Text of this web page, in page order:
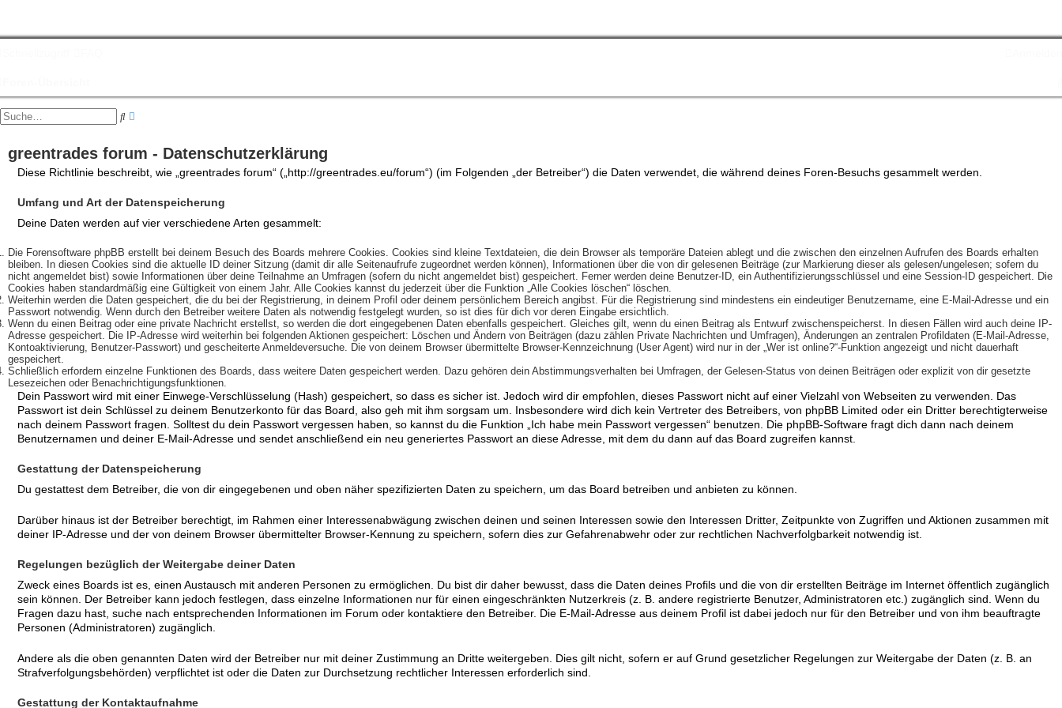
S
h e
i
t
t
e
c
h
e
greentrades forum - Datenschutzerklärung
Diese Richtlinie beschreibt, wie „greentrades forum“ („http://greentrades.eu/forum“) (im Folgenden „der Betreiber“) die Daten verwendet, die während deines Foren-Besuchs gesammelt werden.
Umfang und Art der Datenspeicherung
Deine Daten werden auf vier verschiedene Arten gesammelt:
Die Forensoftware phpBB erstellt bei deinem Besuch des Boards mehrere Cookies. Cookies sind kleine Textdateien, die dein Browser als temporäre Dateien ablegt und die zwischen den einzelnen Aufrufen des Boards erhalten
bleiben. In diesen Cookies sind die aktuelle ID deiner Sitzung (damit dir alle Seitenaufrufe zugeordnet werden können), Informationen über die von dir gelesenen Beiträge (zur Markierung dieser als gelesen/ungelesen; sofern du
nicht angemeldet bist) sowie Informationen über deine Teilnahme an Umfragen (sofern du nicht angemeldet bist) gespeichert. Ferner werden deine Benutzer-ID, ein Authentifizierungsschlüssel und eine Session-ID gespeichert. Die
Cookies haben standardmäßig eine Gültigkeit von einem Jahr. Alle Cookies kannst du jederzeit über die Funktion „Alle Cookies löschen“ löschen.
Weiterhin werden die Daten gespeichert, die du bei der Registrierung, in deinem Profil oder deinem persönlichem Bereich angibst. Für die Registrierung sind mindestens ein eindeutiger Benutzername, eine E-Mail-Adresse und ein
Passwort notwendig. Wenn durch den Betreiber weitere Daten als notwendig festgelegt wurden, so ist dies für dich vor deren Eingabe ersichtlich.
Wenn du einen Beitrag oder eine private Nachricht erstellst, so werden die dort eingegebenen Daten ebenfalls gespeichert. Gleiches gilt, wenn du einen Beitrag als Entwurf zwischenspeicherst. In diesen Fällen wird auch deine IP-
Adresse gespeichert. Die IP-Adresse wird weiterhin bei folgenden Aktionen gespeichert: Löschen und Ändern von Beiträgen (dazu zählen Private Nachrichten und Umfragen), Änderungen an zentralen Profildaten (E-Mail-Adresse,
Kontoaktivierung, Benutzer-Passwort) und gescheiterte Anmeldeversuche. Die von deinem Browser übermittelte Browser-Kennzeichnung (User Agent) wird nur in der „Wer ist online?“-Funktion angezeigt und nicht dauerhaft
gespeichert.
Schließlich erfordern einzelne Funktionen des Boards, dass weitere Daten gespeichert werden. Dazu gehören dein Abstimmungsverhalten bei Umfragen, der Gelesen-Status von deinen Beiträgen oder explizit von dir gesetzte
Lesezeichen oder Benachrichtigungsfunktionen.
Dein Passwort wird mit einer Einwege-Verschlüsselung (Hash) gespeichert, so dass es sicher ist. Jedoch wird dir empfohlen, dieses Passwort nicht auf einer Vielzahl von Webseiten zu verwenden. Das
Passwort ist dein Schlüssel zu deinem Benutzerkonto für das Board, also geh mit ihm sorgsam um. Insbesondere wird dich kein Vertreter des Betreibers, von phpBB Limited oder ein Dritter berechtigterweise
nach deinem Passwort fragen. Solltest du dein Passwort vergessen haben, so kannst du die Funktion „Ich habe mein Passwort vergessen“ benutzen. Die phpBB-Software fragt dich dann nach deinem
Benutzernamen und deiner E-Mail-Adresse und sendet anschließend ein neu generiertes Passwort an diese Adresse, mit dem du dann auf das Board zugreifen kannst.
Gestattung der Datenspeicherung
Du gestattest dem Betreiber, die von dir eingegebenen und oben näher spezifizierten Daten zu speichern, um das Board betreiben und anbieten zu können.
Darüber hinaus ist der Betreiber berechtigt, im Rahmen einer Interessenabwägung zwischen deinen und seinen Interessen sowie den Interessen Dritter, Zeitpunkte von Zugriffen und Aktionen zusammen mit
deiner IP-Adresse und der von deinem Browser übermittelter Browser-Kennung zu speichern, sofern dies zur Gefahrenabwehr oder zur rechtlichen Nachverfolgbarkeit notwendig ist.
Regelungen bezüglich der Weitergabe deiner Daten
Zweck eines Boards ist es, einen Austausch mit anderen Personen zu ermöglichen. Du bist dir daher bewusst, dass die Daten deines Profils und die von dir erstellten Beiträge im Internet öffentlich zugänglich
sein können. Der Betreiber kann jedoch festlegen, dass einzelne Informationen nur für einen eingeschränkten Nutzerkreis (z. B. andere registrierte Benutzer, Administratoren etc.) zugänglich sind. Wenn du
Fragen dazu hast, suche nach entsprechenden Informationen im Forum oder kontaktiere den Betreiber. Die E-Mail-Adresse aus deinem Profil ist dabei jedoch nur für den Betreiber und von ihm beauftragte
Personen (Administratoren) zugänglich.
Andere als die oben genannten Daten wird der Betreiber nur mit deiner Zustimmung an Dritte weitergeben. Dies gilt nicht, sofern er auf Grund gesetzlicher Regelungen zur Weitergabe der Daten (z. B. an
Strafverfolgungsbehörden) verpflichtet ist oder die Daten zur Durchsetzung rechtlicher Interessen erforderlich sind.
Gestattung der Kontaktaufnahme